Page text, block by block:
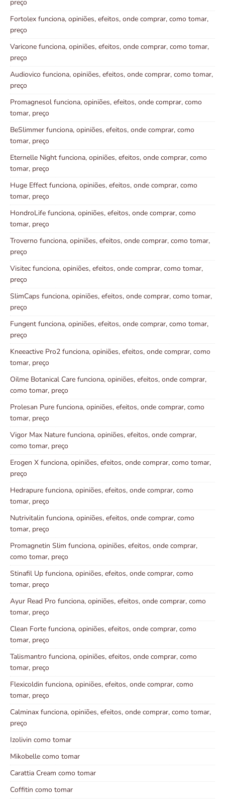
preço
Fortolex funciona, opiniões, efeitos, onde comprar, como tomar,
preço
Varicone funciona, opiniões, efeitos, onde comprar, como tomar,
preço
Audiovico funciona, opiniões, efeitos, onde comprar, como tomar,
preço
Promagnesol funciona, opiniões, efeitos, onde comprar, como
tomar, preço
BeSlimmer funciona, opiniões, efeitos, onde comprar, como
tomar, preço
Eternelle Night funciona, opiniões, efeitos, onde comprar, como
tomar, preço
Huge Effect funciona, opiniões, efeitos, onde comprar, como
tomar, preço
HondroLife funciona, opiniões, efeitos, onde comprar, como
tomar, preço
Troverno funciona, opiniões, efeitos, onde comprar, como tomar,
preço
Visitec funciona, opiniões, efeitos, onde comprar, como tomar,
preço
SlimCaps funciona, opiniões, efeitos, onde comprar, como tomar,
preço
Fungent funciona, opiniões, efeitos, onde comprar, como tomar,
preço
Kneeactive Pro2 funciona, opiniões, efeitos, onde comprar, como
tomar, preço
Oilme Botanical Care funciona, opiniões, efeitos, onde comprar,
como tomar, preço
Prolesan Pure funciona, opiniões, efeitos, onde comprar, como
tomar, preço
Vigor Max Nature funciona, opiniões, efeitos, onde comprar,
como tomar, preço
Erogen X funciona, opiniões, efeitos, onde comprar, como tomar,
preço
Hedrapure funciona, opiniões, efeitos, onde comprar, como
tomar, preço
Nutrivitalin funciona, opiniões, efeitos, onde comprar, como
tomar, preço
Promagnetin Slim funciona, opiniões, efeitos, onde comprar,
como tomar, preço
Stinafil Up funciona, opiniões, efeitos, onde comprar, como
tomar, preço
Ayur Read Pro funciona, opiniões, efeitos, onde comprar, como
tomar, preço
Clean Forte funciona, opiniões, efeitos, onde comprar, como
tomar, preço
Talismantro funciona, opiniões, efeitos, onde comprar, como
tomar, preço
Flexicoldin funciona, opiniões, efeitos, onde comprar, como
tomar, preço
Calminax funciona, opiniões, efeitos, onde comprar, como tomar,
preço
Izolivin como tomar
Mikobelle como tomar
Carattia Cream como tomar
Coffitin como tomar